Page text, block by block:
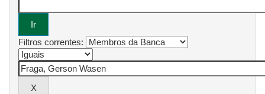
Filtros correntes: